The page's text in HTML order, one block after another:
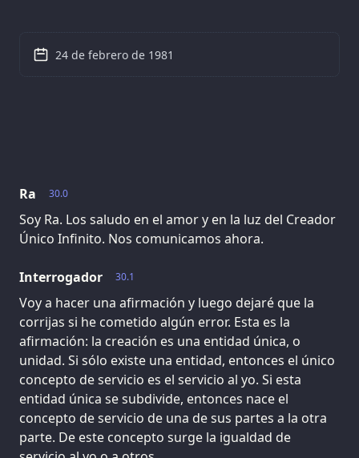
30.0
Ra
Soy Ra. Los saludo en el amor y en la luz del Creador
Único Infinito. Nos comunicamos ahora.
30.1
Interrogador
Voy a hacer una afirmación y luego dejaré que la
corrijas si he cometido algún error. Esta es la
afirmación: la creación es una entidad única, o
unidad. Si sólo existe una entidad, entonces el único
concepto de servicio es el servicio al yo. Si esta
entidad única se subdivide, entonces nace el
concepto de servicio de una de sus partes a la otra
parte. De este concepto surge la igualdad de
24 de febrero de 1981